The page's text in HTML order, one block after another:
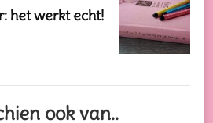
het werkt echt!
ook van..